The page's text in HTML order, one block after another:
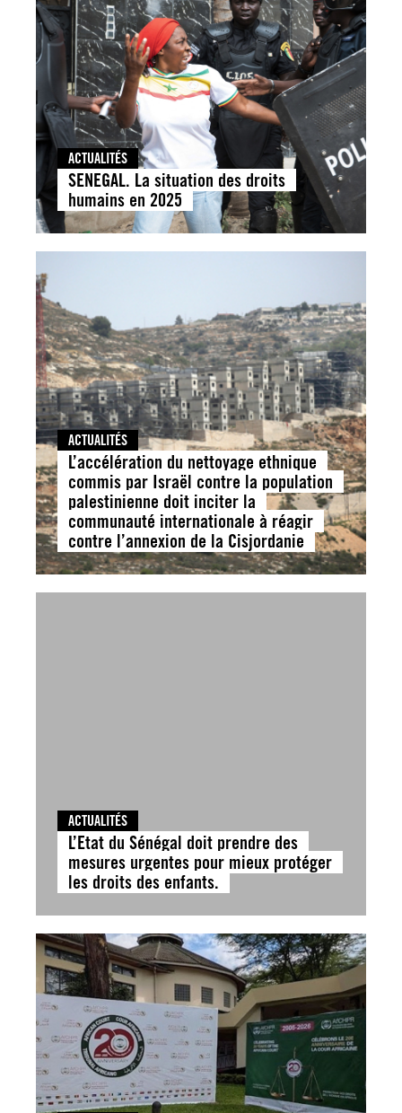
ACTUALITÉS
SENEGAL. La situation des droits
humains en 2025
ACTUALITÉS
L’accélération du nettoyage ethnique
commis par Israël contre la population
palestinienne doit inciter la
communauté internationale à réagir
contre l’annexion de la Cisjordanie
ACTUALITÉS
L’Etat du Sénégal doit prendre des
mesures urgentes pour mieux protéger
les droits des enfants.